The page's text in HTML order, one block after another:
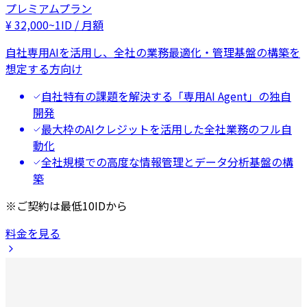
プレミアムプラン
¥32,000~1ID / 月額
自社専用AIを活用し、全社の業務最適化・管理基盤の構築を
想定する方向け
自社特有の課題を解決する「専用AI Agent」の独自
開発
最大枠のAIクレジットを活用した全社業務のフル自
動化
全社規模での高度な情報管理とデータ分析基盤の構
築
※ご契約は最低10IDから
料金を見る